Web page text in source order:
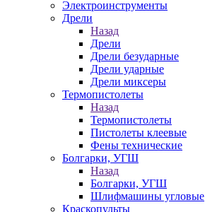
Электроинструменты
Дрели
Назад
Дрели
Дрели безударные
Дрели ударные
Дрели миксеры
Термопистолеты
Назад
Термопистолеты
Пистолеты клеевые
Фены технические
Болгарки, УГШ
Назад
Болгарки, УГШ
Шлифмашины угловые
Краскопульты